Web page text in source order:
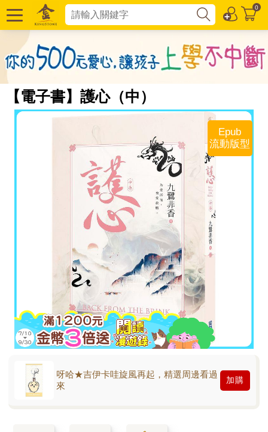
0
【電子書】護心（中）
Epub
流動版型
呀哈★吉伊卡哇旋風再起，精選周邊看過
來
加購